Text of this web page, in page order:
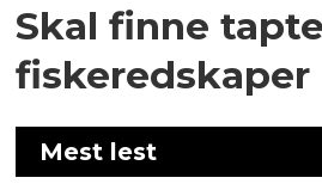
Skal finne tapte
fiskeredskaper
Mest lest